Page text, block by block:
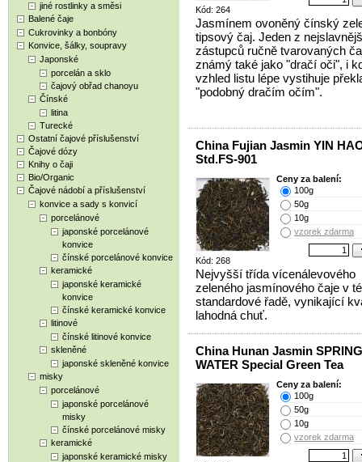
jiné rostlinky a směsi
Balené čaje
Cukrovinky a bonbóny
Konvice, šálky, soupravy
Japonské
porcelán a sklo
čajový obřad chanoyu
Čínské
litina
Turecké
Ostatní čajové příslušenství
Čajové dózy
Knihy o čaji
Bio/Organic
Čajové nádobí a příslušenství
konvice a sady s konvicí
porcelánové
japonské porcelánové
konvice
čínské porcelánové konvice
keramické
japonské keramické
konvice
čínské keramické konvice
litinové
čínské litinové konvice
skleněné
japonské skleněné konvice
misky
porcelánové
japonské porcelánové
misky
čínské porcelánové misky
keramické
japonské keramické misky
Kód: 264
Jasmínem ovoněný čínský
tipsový čaj. Jeden z
zástupců ručně tvarovaných
známý také jako "dračí oči", i
vzhled listu lépe vystihuje
"podobný dračím očím".
China Fujian Jasmin YIN
Std.FS-901
Kód: 268
Ceny za balení:
100g
50g
10g
vzorek zdarma
Nejvyšší třída vícenálevového
zeleného jasmínového čaje v
standardové řadě, vynikající
lahodná chuť.
China Hunan Jasmin SPRING
WATER Special Green Tea
Ceny za balení:
100g
50g
10g
vzorek zdarma